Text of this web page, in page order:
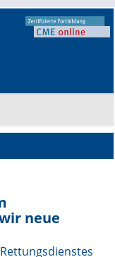
neue